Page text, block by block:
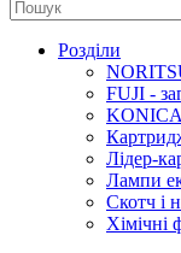
Розділи
FUJI -
KONICA
Лідер-
Лампи
Скотч і
Хімічні